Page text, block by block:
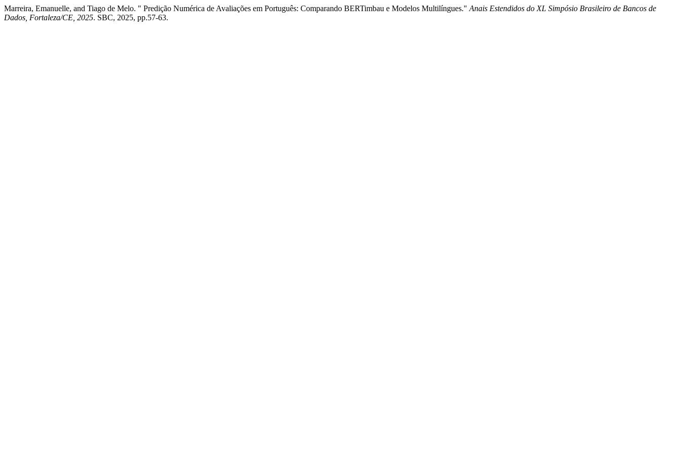
Marreira, Emanuelle, and Tiago de Melo. " Predição Numérica de Avaliações em Português: Comparando BERTimbau e Modelos Multilíngues." Anais Estendidos do XL Simpósio Brasileiro de Bancos de
Dados, Fortaleza/CE, 2025. SBC, 2025, pp.57-63.